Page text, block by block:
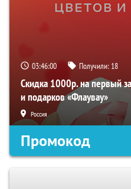
03:45:58 Получили: 18
Скидка 1000р. на первый
и подарков «Флаувау»
Россия
Промокод